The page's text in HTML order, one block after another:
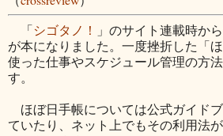
「シゴタノ！ 」のサイト連載時か
が本になりました。一度挫折した「
使った仕事やスケジュール管理の方
す。
ほぼ日手帳については公式ガイド
ていたり、ネット上でもその利用法